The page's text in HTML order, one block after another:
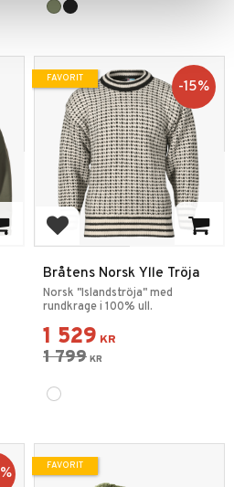
Lägg till i favoriter
Bråtens Norsk Ylle Tröja
Norsk "Islandströja" med
rundkrage i 100% ull.
1 529 KR
1 799 KR
15%
FAVORIT
% FAVORIT